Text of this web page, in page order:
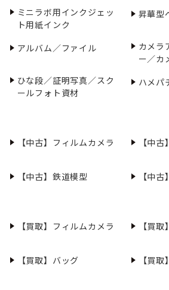
ミニラボ用インクジェッ
ト用紙インク
昇華型
アルバム／ファイル
カメラ
ー／カ
ひな段／証明写真／スク
ールフォト資材
ハメパ
【中古】フィルムカメラ 【中
【中古】鉄道模型 【中
【買取】フィルムカメラ 【買
【買取】バッグ 【買